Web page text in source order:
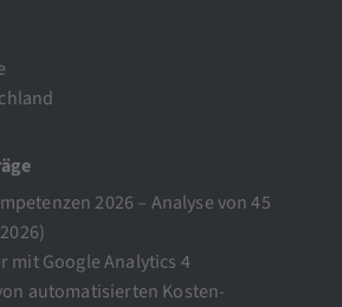
2026 – Analyse von 45
mit Google Analytics 4
automatisierten Kosten-